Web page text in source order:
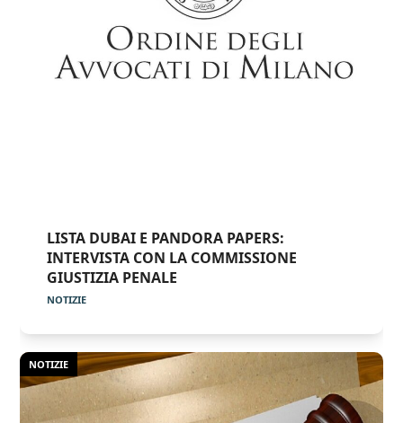
LISTA DUBAI E PANDORA PAPERS:
INTERVISTA CON LA COMMISSIONE
GIUSTIZIA PENALE
NOTIZIE
NOTIZIE